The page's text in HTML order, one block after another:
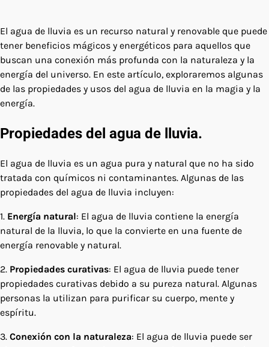
El agua de lluvia es un recurso natural y renovable que puede
tener beneficios mágicos y energéticos para aquellos que
buscan una conexión más profunda con la naturaleza y la
energía del universo. En este artículo, exploraremos algunas
de las propiedades y usos del agua de lluvia en la magia y la
energía.
Propiedades del agua de lluvia.
El agua de lluvia es un agua pura y natural que no ha sido
tratada con químicos ni contaminantes. Algunas de las
propiedades del agua de lluvia incluyen:
1. Energía natural: El agua de lluvia contiene la energía
natural de la lluvia, lo que la convierte en una fuente de
energía renovable y natural.
2. Propiedades curativas: El agua de lluvia puede tener
propiedades curativas debido a su pureza natural. Algunas
personas la utilizan para purificar su cuerpo, mente y
espíritu.
3. Conexión con la naturaleza: El agua de lluvia puede ser